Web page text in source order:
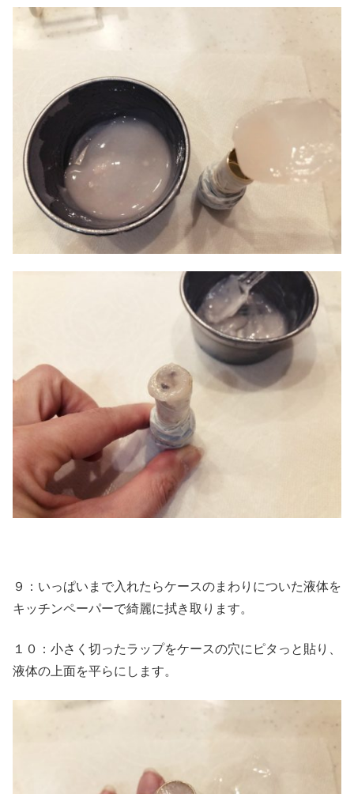
９：いっぱいまで入れたらケースのまわりについた液体を
キッチンペーパーで綺麗に拭き取ります。
１０：小さく切ったラップをケースの穴にピタっと貼り、
液体の上面を平らにします。